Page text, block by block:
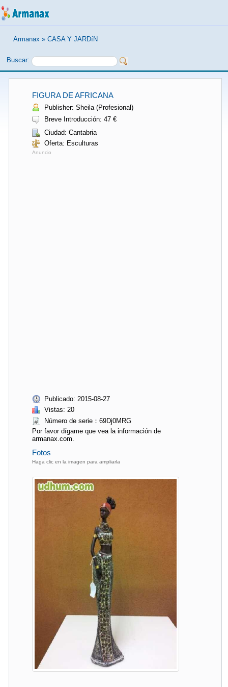
Armanax » CASA Y JARDíN
Buscar:
FIGURA DE AFRICANA
Publisher: Sheila (Profesional)
Breve Introducción: 47 €
Ciudad: Cantabria
Oferta: Esculturas
Anuncio
Publicado: 2015-08-27
Vistas: 20
Número de serie：69Dj0MRG
Por favor dígame que vea la información de
armanax.com.
Fotos
Haga clic en la imagen para ampliarla